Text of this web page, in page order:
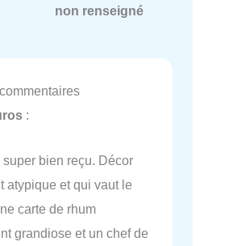
non renseigné
:
super bien reçu. Décor
atypique et qui vaut le
carte de rhum
grandiose et un chef de